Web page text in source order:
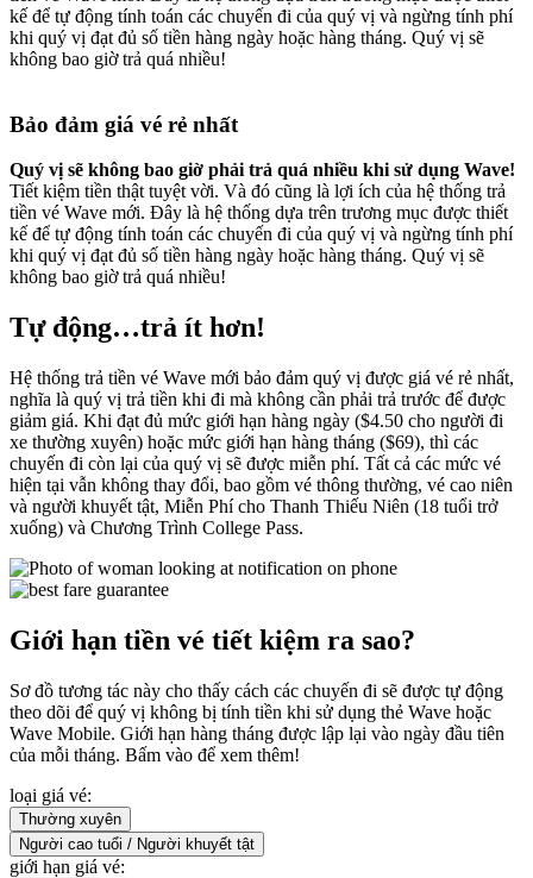
kế để tự động tính toán các chuyến đi của quý vị và ngừng tính phí
khi quý vị đạt đủ số tiền hàng ngày hoặc hàng tháng. Quý vị sẽ
không bao giờ trả quá nhiều!
Bảo đảm giá vé rẻ nhất
Quý vị sẽ không bao giờ phải trả quá nhiều khi sử dụng Wave!
Tiết kiệm tiền thật tuyệt vời. Và đó cũng là lợi ích của hệ thống trả
tiền vé Wave mới. Đây là hệ thống dựa trên trương mục được thiết
kế để tự động tính toán các chuyến đi của quý vị và ngừng tính phí
khi quý vị đạt đủ số tiền hàng ngày hoặc hàng tháng. Quý vị sẽ
không bao giờ trả quá nhiều!
Tự động…trả ít hơn!
Hệ thống trả tiền vé Wave mới bảo đảm quý vị được giá vé rẻ nhất,
nghĩa là quý vị trả tiền khi đi mà không cần phải trả trước để được
giảm giá. Khi đạt đủ mức giới hạn hàng ngày ($4.50 cho người đi
xe thường xuyên) hoặc mức giới hạn hàng tháng ($69), thì các
chuyến đi còn lại của quý vị sẽ được miễn phí. Tất cả các mức vé
hiện tại vẫn không thay đổi, bao gồm vé thông thường, vé cao niên
và người khuyết tật, Miễn Phí cho Thanh Thiếu Niên (18 tuổi trở
xuống) và Chương Trình College Pass.
Giới hạn tiền vé tiết kiệm ra sao?
Sơ đồ tương tác này cho thấy cách các chuyến đi sẽ được tự động
theo dõi để quý vị không bị tính tiền khi sử dụng thẻ Wave hoặc
Wave Mobile. Giới hạn hàng tháng được lập lại vào ngày đầu tiên
của mỗi tháng. Bấm vào để xem thêm!
loại giá vé:
Thường xuyên
Người cao tuổi / Người khuyết tật
giới hạn giá vé: